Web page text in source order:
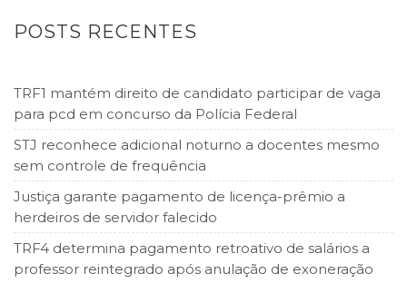
POSTS RECENTES
TRF1 mantém direito de candidato participar de vaga
para pcd em concurso da Polícia Federal
STJ reconhece adicional noturno a docentes mesmo
sem controle de frequência
Justiça garante pagamento de licença-prêmio a
herdeiros de servidor falecido
TRF4 determina pagamento retroativo de salários a
professor reintegrado após anulação de exoneração